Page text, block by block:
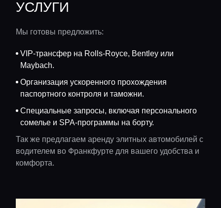
УСЛУГИ
Мы готовы предложить:
VIP-трансфер на Rolls-Royce, Bentley или
Maybach.
Организация ускоренного прохождения
паспортного контроля и таможни.
Специальные запросы, включая персонального
сомелье и SPA-программы на борту.
Так же предлагаем аренду элитных автомобилей с
водителем во Франкфурте для вашего удобства и
комфорта.